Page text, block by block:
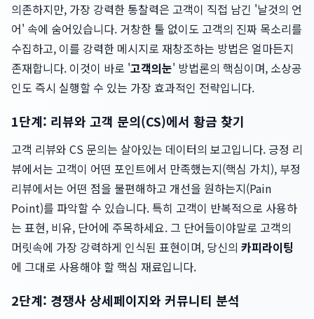
의존하지만, 가장 강력한 통찰력은 고객이 직접 남긴 '날것의 언
어' 속에 숨어있습니다. 거창한 툴 없이도 고객의 진짜 목소리를
수집하고, 이를 강력한 메시지로 재창조하는 방법은 얼마든지
존재합니다. 이것이 바로 '고객의눈' 방법론의 핵심이며, 소상공
인도 즉시 실행할 수 있는 가장 효과적인 전략입니다.
1단계: 리뷰와 고객 문의(CS)에서 황금 찾기
고객 리뷰와 CS 문의는 살아있는 데이터의 보고입니다. 긍정 리
뷰에서는 고객이 어떤 포인트에서 만족했는지(핵심 가치), 부정
리뷰에서는 어떤 점을 불편해하고 개선을 원하는지(Pain
Point)를 파악할 수 있습니다. 특히 고객이 반복적으로 사용하
는 표현, 비유, 단어에 주목하세요. 그 단어들이야말로 고객의
머릿속에 가장 강력하게 인식된 표현이며, 당신의 카피라이팅
에 그대로 사용해야 할 핵심 재료입니다.
2단계: 경쟁사 상세페이지와 커뮤니티 분석